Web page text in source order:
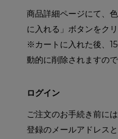
商品詳細ページにて、
に入れる」ボタンをク
※カートに入れた後、
動的に削除されますの
ログイン
ご注文のお手続き前に
登録のメールアドレス